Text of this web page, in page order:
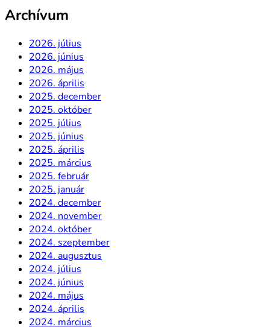
Archívum
2026. július
2026. június
2026. május
2026. április
2025. december
2025. október
2025. július
2025. június
2025. április
2025. március
2025. február
2025. január
2024. december
2024. november
2024. október
2024. szeptember
2024. augusztus
2024. július
2024. június
2024. május
2024. április
2024. március